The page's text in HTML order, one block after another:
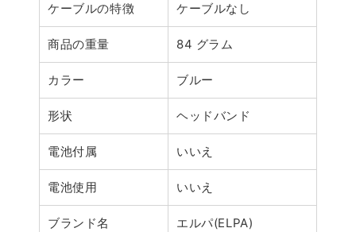
ケーブルの特徴 ケーブルなし
商品の重量 84 グラム
カラー ブルー
形状 ヘッドバンド
電池付属 いいえ
電池使用 いいえ
ブランド名 エルパ(ELPA)